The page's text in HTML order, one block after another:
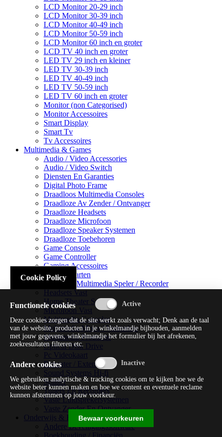
LCD Monitor 20-29 inch
LCD Monitor 30-39 inch
LCD Monitor 40-49 inch
LCD Monitor 50-59 inch
LCD Monitor 60 inch en groter
LCD TV 40 inch en groter
LED TV 29 inch en kleiner
LED TV 30-39 inch
LED TV 40-49 inch
LED TV 50-59 inch
LED TV 60 inch en groter
Monitor (non Categorised)
Monitor Accessoires
Smart Display
Smart Tv
Tv Accessoires
Multimedia & Games
Audio / Video Accessories
Audio / Video Switch
Diensten En Garanties
Digital Photo Frame
Draadloos Multimedia Consoles
Draadloze Av Zender / Ontvanger
Draadloze Headsets
Draadloze Microfoon
Draadloze Speaker Systemen
Draadloze Toebehoren
Game Console
Game Controller
Gaming Accessoires
Geluidskaarten
Handheld Multimedia Speler / Recorder
Headsets Vast
Home Theater Systems
Microfoon Vast
Multimedia Consoles
Multimedia Mixer / Versterker
Multimedia Productie
Optical Disk Drive
Pc Videokaart
Repeater / Extender
Sound Systems Hi-fi
Splitter
Tuners En Recorders
Vaste Luidsprekersystemen
Vaste Zender En Ontvanger
Onderwijs & Recreatie
Andere Beveiligingssoftware
Cookie Policy
Functionele cookies
Deze cookies zorgen dat de site werkt zoals verwacht; Denk aan de taal
van de website, producten in je winkelmandje bijhouden, aanmelden
met jouw gegevens, winkelmandje het formulier bij het afrekenen,
zoekresultaten filteren etc.
Andere cookies
We gebruiken analytische & tracking cookies om te kijken hoe we de
website beter kunnen maken en hoe we content en eventuele reclame
kunnen afstemmen op jouw voorkeur.
Bewaar voorkeuren